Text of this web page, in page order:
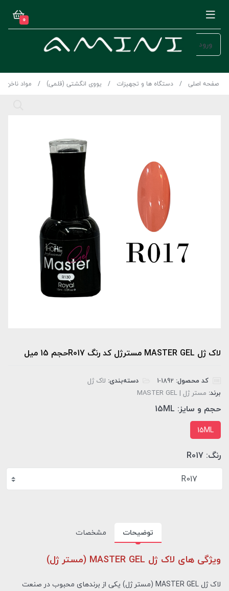
0
ورود
صفحه اصلی دستگاه ها و تجهیزات یووی انگشتی (قلمی) مواد ناخن
لاک ژل MASTER GEL مسترژل کد رنگ R017حجم 15 میل
کد محصول: دسته‌بندی: لاک ژل
برند: مستر ژل | MASTER GEL
حجم و سایز: 15ML
15ML
رنگ: R017
R017
توضیحات مشخصات
ویژگی های لاک ژل MASTER GEL (مستر ژل)
لاک ژل MASTER GEL (مستر ژل) یکی از برندهای محبوب در صنعت